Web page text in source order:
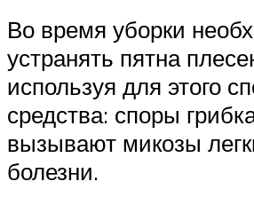
Во время уборки
устранять пятна
используя для этого
средства: споры
вызывают микозы
болезни.